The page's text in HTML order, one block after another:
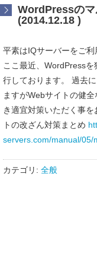
WordPressのマ
(2014.12.18 )
平素はIQサーバーをご利
ここ最近、WordPress
行しております。 過去
ますがWebサイトの健
き適宜対策いただく事
トの改ざん対策まとめ
servers.com/manual/05/
カテゴリ: 全般